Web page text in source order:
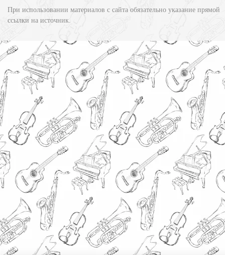
При использовании материалов с сайта обязательно указание прямой
ссылки на источник.